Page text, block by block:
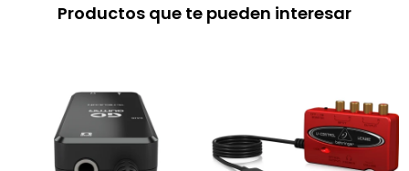
Productos que te pueden interesar